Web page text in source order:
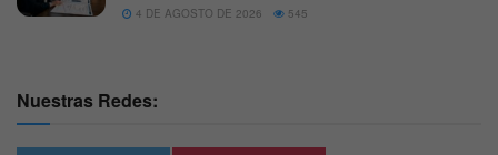
4 DE AGOSTO DE 2026 545
Nuestras Redes: